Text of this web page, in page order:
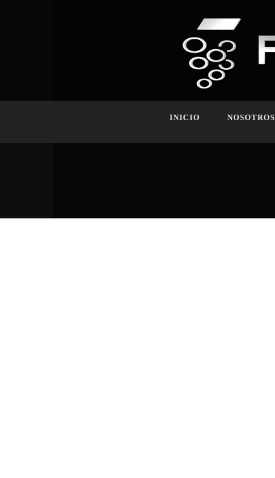
INICIO NOSOTROS
GRAPHIC DESIGN